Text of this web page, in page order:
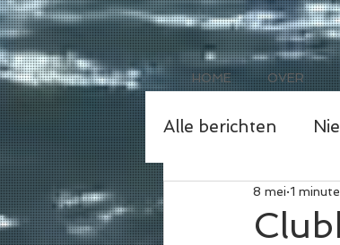
HOME OVER
Alle berichten
8 mei 1